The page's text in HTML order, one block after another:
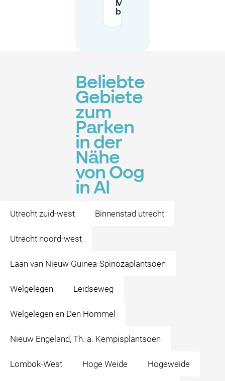
Mobypark
buchen?
Beliebte
Gebiete
zum
Parken
in der
Nähe
von Oog
in Al
Utrecht zuid-west Binnenstad utrecht
Utrecht noord-west
Laan van Nieuw Guinea-Spinozaplantsoen
Welgelegen Leidseweg
Welgelegen en Den Hommel
Nieuw Engeland, Th. a. Kempisplantsoen
Lombok-West Hoge Weide Hogeweide